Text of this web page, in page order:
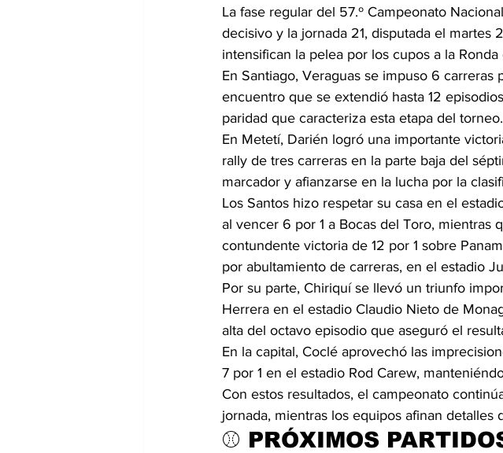
La fase regular del 57.º Campeonato
decisivo y la jornada 21, disputada el
intensifican la pelea por los cupos a la Ronda
En Santiago, Veraguas se impuso 6
encuentro que se extendió hasta 12
paridad que caracteriza esta etapa del torneo.
En Metetí, Darién logró una importante
rally de tres carreras en la parte baja del
marcador y afianzarse en la lucha por la
Los Santos hizo respetar su casa en el
al vencer 6 por 1 a Bocas del Toro, mientras
contundente victoria de 12 por 1 sobre
por abultamiento de carreras, en el estadio
Por su parte, Chiriquí se llevó un triunfo
Herrera en el estadio Claudio Nieto de
alta del octavo episodio que aseguró el
En la capital, Coclé aprovechó las
7 por 1 en el estadio Rod Carew,
Con estos resultados, el campeonato
jornada, mientras los equipos afinan detalles
⚾ PRÓXIMOS